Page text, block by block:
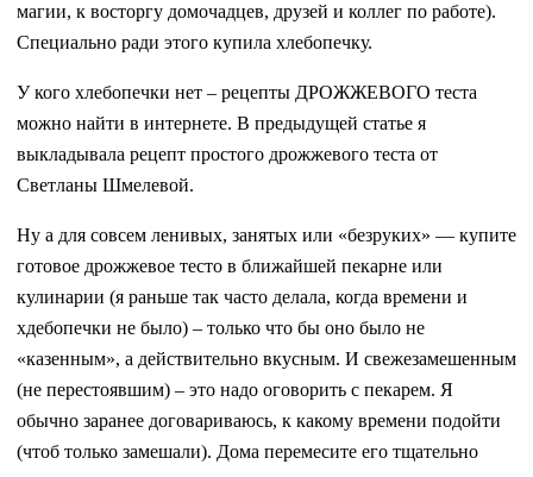
магии, к восторгу домочадцев, друзей и коллег по работе).
Специально ради этого купила хлебопечку.
У кого хлебопечки нет – рецепты ДРОЖЖЕВОГО теста
можно найти в интернете. В предыдущей статье я
выкладывала рецепт простого дрожжевого теста от
Светланы Шмелевой.
Ну а для совсем ленивых, занятых или «безруких» — купите
готовое дрожжевое тесто в ближайшей пекарне или
кулинарии (я раньше так часто делала, когда времени и
хдебопечки не было) – только что бы оно было не
«казенным», а действительно вкусным. И свежезамешенным
(не перестоявшим) – это надо оговорить с пекарем. Я
обычно заранее договариваюсь, к какому времени подойти
(чтоб только замешали). Дома перемесите его тщательно